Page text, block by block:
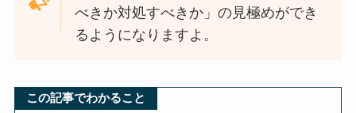
べきか対処すべきか」の見極めができ
るようになりますよ。
この記事でわかること